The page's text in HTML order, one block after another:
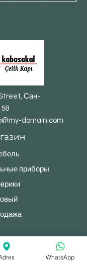
Сан-
domain.com
приборы
Сайт создан на
WhatsApp